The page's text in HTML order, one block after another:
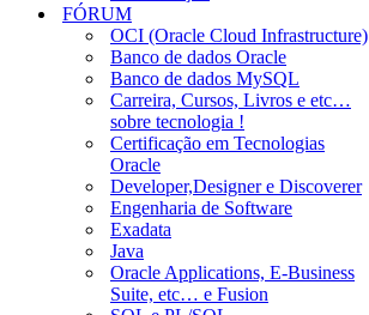
FÓRUM
OCI (Oracle Cloud Infrastructure)
Banco de dados Oracle
Banco de dados MySQL
Carreira, Cursos, Livros e etc…
sobre tecnologia !
Certificação em Tecnologias
Oracle
Developer,Designer e Discoverer
Engenharia de Software
Exadata
Java
Oracle Applications, E-Business
Suite, etc… e Fusion